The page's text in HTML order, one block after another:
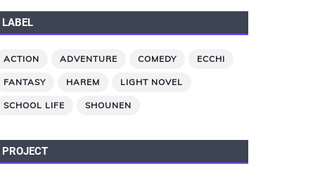
LABEL
ACTION ADVENTURE COMEDY ECCHI
FANTASY HAREM LIGHT NOVEL
SCHOOL LIFE SHOUNEN
PROJECT